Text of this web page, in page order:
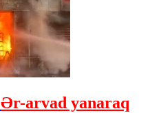
Ər-arvad yanaraq